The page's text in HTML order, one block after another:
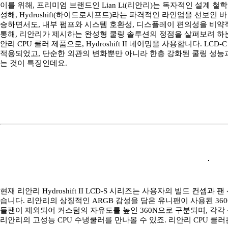
이를 위해, 프리미엄 브랜드인 Lian Li(리안리)는 독자적인 설계 철
성해, Hydroshift(하이드로시프트)라는 파격적인 라인업을 선보인
승하면서도, 내부 펌프와 시스템 호환성, 디스플레이 편의성을 비
통해, 리안리가 제시하는 완성형 쿨링 솔루션의 정점을 살펴보려
안리 CPU 쿨러 제품으로, Hydroshift II 네이밍을 사용합니다. LCD-
적용되었고, 단순한 외관의 변화뿐만 아니라 한층 강화된 쿨링 성
는 것이 특징인데요.
현재 리안리 Hydroshift II LCD-S 시리즈는 사용자의 빌드 컨셉과
습니다. 리안리의 상징적인 ARGB 감성을 담은 유니팬이 사용된
들팬이 제외되어 커스텀의 자유도를 높인 360N으로 구분되며, 각
리안리의 고성능 CPU 수냉쿨러를 만나볼 수 있죠. 리안리 CPU 쿨